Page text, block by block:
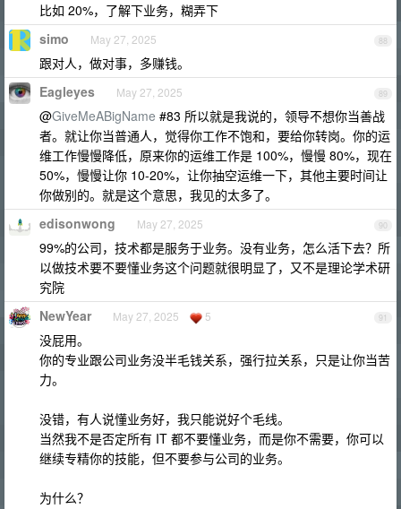
比如 20%，了解下业务，糊弄下
88
simo May 27, 2025
跟对人，做对事，多赚钱。
89
Eagleyes May 27, 2025
@GiveMeABigName #83 所以就是我说的，领导不想你当善战
者。就让你当普通人，觉得你工作不饱和，要给你转岗。你的运
维工作慢慢降低，原来你的运维工作是 100%，慢慢 80%，现在
50%，慢慢让你 10-20%，让你抽空运维一下，其他主要时间让
你做别的。就是这个意思，我见的太多了。
90
edisonwong May 27, 2025
99%的公司，技术都是服务于业务。没有业务，怎么活下去？所
以做技术要不要懂业务这个问题就很明显了，又不是理论学术研
究院
91
NewYear May 27, 2025 5
没屁用。
你的专业跟公司业务没半毛钱关系，强行拉关系，只是让你当苦
力。
没错，有人说懂业务好，我只能说好个毛线。
当然我不是否定所有 IT 都不要懂业务，而是你不需要，你可以
继续专精你的技能，但不要参与公司的业务。
为什么？